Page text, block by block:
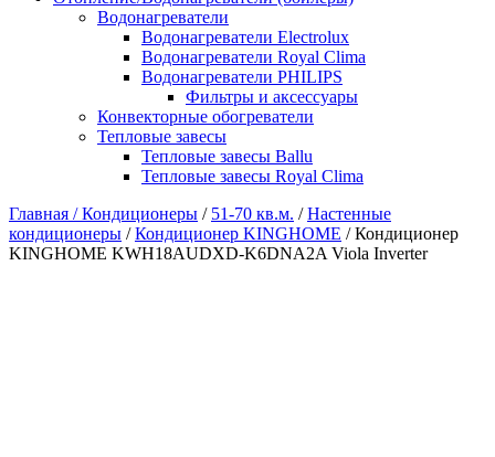
Водонагреватели
Водонагреватели Electrolux
Водонагреватели Royal Clima
Водонагреватели PHILIPS
Фильтры и аксессуары
Конвекторные обогреватели
Тепловые завесы
Тепловые завесы Ballu
Тепловые завесы Royal Clima
Главная /Кондиционеры / 51-70 кв.м. /Настенные
кондиционеры /Кондиционер KINGHOME / Кондиционер
KINGHOME KWH18AUDXD-K6DNA2A Viola Inverter